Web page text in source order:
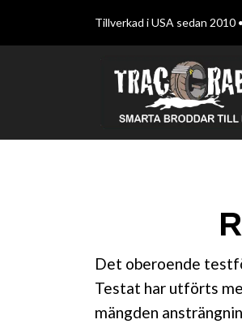
Tillverkad i USA sedan
Det oberoende
Testat har utförts
mängden